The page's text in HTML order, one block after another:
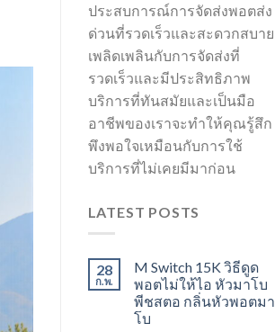
ประสบการณ์การจัดส่งพอตส่ง
ด่วนที่รวดเร็วและสะดวกสบาย
เพลิดเพลินกับการจัดส่งที่
รวดเร็วและมีประสิทธิภาพ
บริการที่ทันสมัยและเป็นมือ
อาชีพของเราจะทำให้คุณรู้สึก
พึงพอใจเหมือนกับการใช้
บริการที่ไม่เคยมีมาก่อน
LATEST POSTS
28
ก.พ.
M Switch 15K วิธีดูด
พอตไม่ให้ไอ หัวมาโบ
พีชสตอ กลิ่นหัวพอตมา
โบ